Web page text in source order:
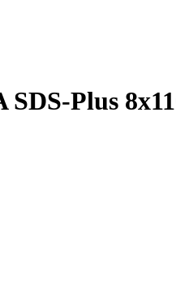
Plus